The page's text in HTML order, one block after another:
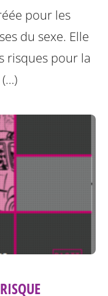
pour les
du sexe. Elle
risques pour la